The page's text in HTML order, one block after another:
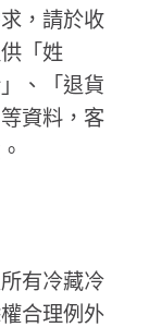
，請於收
「姓
、「退貨
資料，客
有冷藏冷
合理例外